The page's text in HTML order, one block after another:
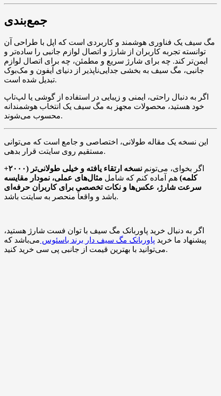
جمع‌بندی
مگ سیف یک فناوری هوشمند و کاربردی است که اپل با طراحی آن
توانسته تجربه کاربران از شارژ و اتصال لوازم جانبی را ساده‌تر و
ایمن‌تر کند. چه برای شارژ سریع و مطمئن، چه برای اتصال لوازم
جانبی، مگ سیف به بخشی جدایی‌ناپذیر از دنیای آیفون و مک‌بوک
تبدیل شده است.
اگر به دنبال راحتی، ایمنی و زیبایی در استفاده از گوشی یا لپ‌تاپ
خود هستید، محصولات مجهز به مگ سیف یک انتخاب هوشمندانه
محسوب می‌شوند.
این نسخه یک مقاله طولانی، اختصاصی و جامع است که می‌توانی
مستقیم روی سایتت قرار بدهی.
اگر بخوای، می‌تونم
نسخه ارتقاء یافته و خیلی طولانی‌تر (۲۰۰۰+
کلمه) هم آماده کنم که شامل مثال‌های عملی، نمودار مقایسه
سرعت شارژ، عکس‌ها و نکات تخصصی برای کاربران حرفه‌ای
باشد و واقعاً منحصر به سایتت باشد.
اگر به دنبال خرید پاوربانک مگ سیف با توان فست شارژ هستید،
پیشنهاد ما خرید پاوربانک مگ سیف دار برند باسئوس می‌باشد که
می‌توانید با بهترین قیمت از جانبی پی سی خرید کنید.